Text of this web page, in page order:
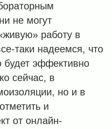
не могут
работу в
таки надеемся, что
эффективно
сейчас, в
но и в
и
от онлайн-